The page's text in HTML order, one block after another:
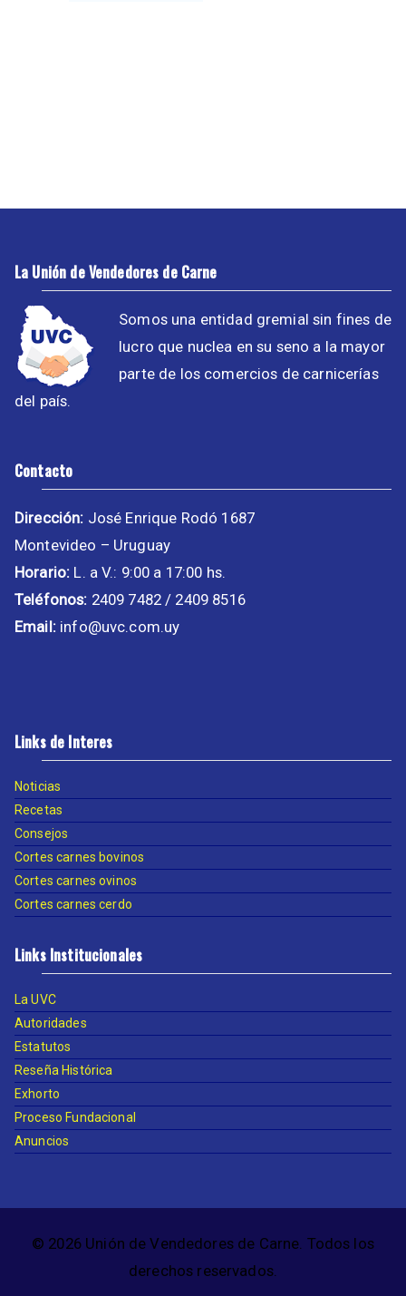
La Unión de Vendedores de Carne
Somos una entidad gremial sin fines de
lucro que nuclea en su seno a la mayor
parte de los comercios de carnicerías
del país.
Contacto
Dirección: José Enrique Rodó 1687
Montevideo – Uruguay
Horario: L. a V.: 9:00 a 17:00 hs.
Teléfonos: 2409 7482 / 2409 8516
Email:info@uvc.com.uy
Links de Interes
Noticias
Recetas
Consejos
Cortes carnes bovinos
Cortes carnes ovinos
Cortes carnes cerdo
Links Institucionales
La UVC
Autoridades
Estatutos
Reseña Histórica
Exhorto
Proceso Fundacional
Anuncios
© 2026 Unión de Vendedores de Carne. Todos los
derechos reservados.